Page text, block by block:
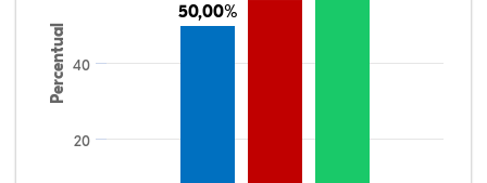
Percentual
50,00%
50,00%
20
40